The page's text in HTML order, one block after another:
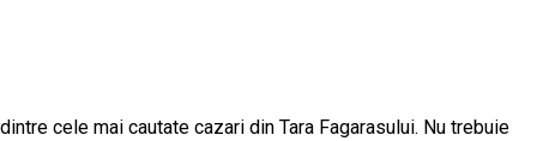
cele mai cautate cazari din Tara Fagarasului. Nu trebuie